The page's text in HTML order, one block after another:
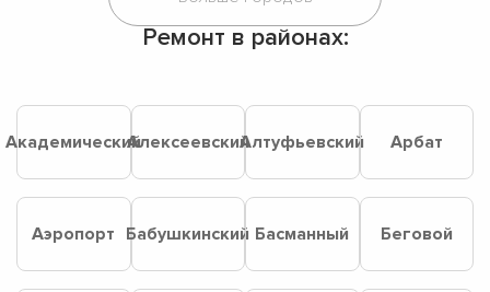
Ремонт в районах:
АкадемическийАлексеевскийАлтуфьевский Арбат
Аэропорт Бабушкинский Басманный Беговой